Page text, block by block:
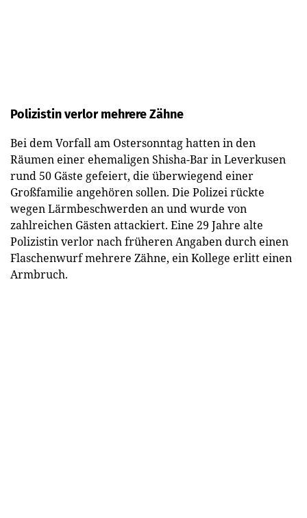
Polizistin verlor mehrere Zähne
Bei dem Vorfall am Ostersonntag hatten in den
Räumen einer ehemaligen Shisha-Bar in Leverkusen
rund 50 Gäste gefeiert, die überwiegend einer
Großfamilie angehören sollen. Die Polizei rückte
wegen Lärmbeschwerden an und wurde von
zahlreichen Gästen attackiert. Eine 29 Jahre alte
Polizistin verlor nach früheren Angaben durch einen
Flaschenwurf mehrere Zähne, ein Kollege erlitt einen
Armbruch.